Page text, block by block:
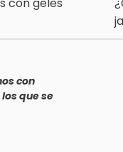
con
que se